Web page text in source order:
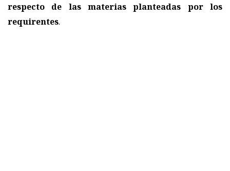
respecto de las materias planteadas por los
requirentes.